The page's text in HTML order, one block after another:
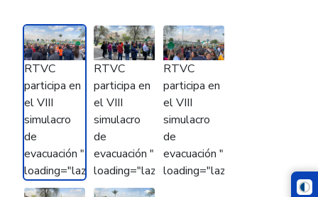
RTVC
participa en
el VIII
simulacro
de
evacuación "
loading="lazy">
RTVC
participa en
el VIII
simulacro
de
evacuación "
loading="lazy">
RTVC
participa en
el VIII
simulacro
de
evacuación "
loading="lazy">